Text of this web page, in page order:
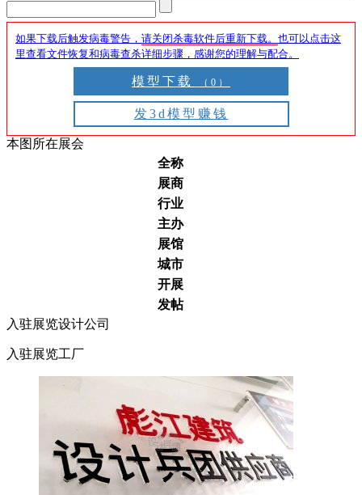
如果下载后触发病毒警告， 请关闭杀毒软件后重新下载。 也可以点击这
里查看文件恢复和病毒查杀详细步骤，感谢您的理解与配合。
模型下载 （0）
发3d模型赚钱
本图所在展会
全称
展商
行业
主办
展馆
城市
开展
发帖
入驻展览设计公司
入驻展览工厂